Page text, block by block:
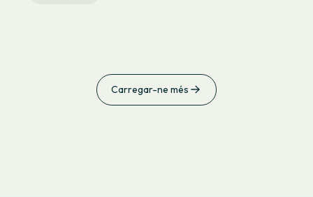
Carregar-ne més